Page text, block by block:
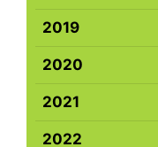
2019
2020
2021
2022